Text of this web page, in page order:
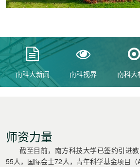
南科大新闻 南科视界 南科大
师资力量
截至目前，南方科技大学已签约引进
55人，国际会士72人，青年科学基金项目